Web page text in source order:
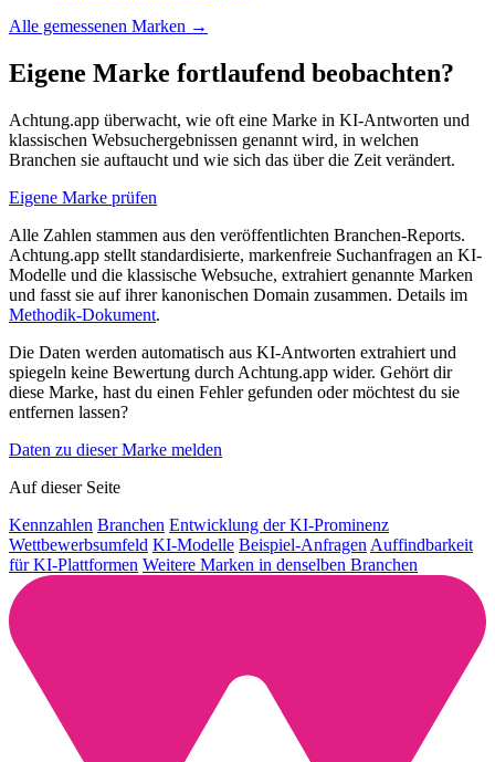
Alle gemessenen Marken →
Eigene Marke fortlaufend beobachten?
Achtung.app überwacht, wie oft eine Marke in KI-Antworten und
klassischen Websuchergebnissen genannt wird, in welchen
Branchen sie auftaucht und wie sich das über die Zeit verändert.
Eigene Marke prüfen
Alle Zahlen stammen aus den veröffentlichten Branchen-Reports.
Achtung.app stellt standardisierte, markenfreie Suchanfragen an KI-
Modelle und die klassische Websuche, extrahiert genannte Marken
und fasst sie auf ihrer kanonischen Domain zusammen. Details im
Methodik-Dokument.
Die Daten werden automatisch aus KI-Antworten extrahiert und
spiegeln keine Bewertung durch Achtung.app wider. Gehört dir
diese Marke, hast du einen Fehler gefunden oder möchtest du sie
entfernen lassen?
Daten zu dieser Marke melden
Auf dieser Seite
Kennzahlen Branchen Entwicklung der KI-Prominenz
Wettbewerbsumfeld KI-Modelle Beispiel-Anfragen Auffindbarkeit
für KI-Plattformen Weitere Marken in denselben Branchen